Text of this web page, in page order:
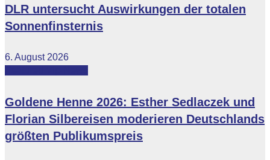
DLR untersucht Auswirkungen der totalen
Sonnenfinsternis
6. August 2026
Goldene Henne 2026: Esther Sedlaczek und
Florian Silbereisen moderieren Deutschlands
größten Publikumspreis